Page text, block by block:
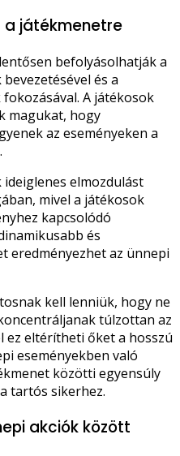
a játékmenetre
befolyásolhatják a
és a
A játékosok
magukat, hogy
az eseményeken a
ideiglenes elmozdulást
mivel a játékosok
kapcsolódó
és
eredményezhet az ünnepi
kell lenniük, hogy ne
túlzottan az
ez eltérítheti őket a hosszú
eseményekben való
közötti egyensúly
tartós sikerhez.
akciók között